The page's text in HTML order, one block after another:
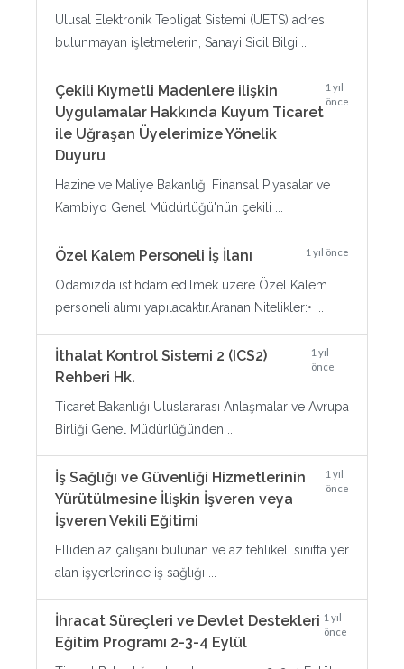
Ulusal Elektronik Tebligat Sistemi (UETS) adresi
bulunmayan işletmelerin, Sanayi Sicil Bilgi ...
Çekili Kıymetli Madenlere ilişkin
Uygulamalar Hakkında Kuyum Ticaret
ile Uğraşan Üyelerimize Yönelik
Duyuru
1 yıl
önce
Hazine ve Maliye Bakanlığı Finansal Piyasalar ve
Kambiyo Genel Müdürlüğü'nün çekili ...
Özel Kalem Personeli İş İlanı 1 yıl önce
Odamızda istihdam edilmek üzere Özel Kalem
personeli alımı yapılacaktır.Aranan Nitelikler:• ...
İthalat Kontrol Sistemi 2 (ICS2)
Rehberi Hk.
1 yıl
önce
Ticaret Bakanlığı Uluslararası Anlaşmalar ve Avrupa
Birliği Genel Müdürlüğünden ...
İş Sağlığı ve Güvenliği Hizmetlerinin
Yürütülmesine İlişkin İşveren veya
İşveren Vekili Eğitimi
1 yıl
önce
Elliden az çalışanı bulunan ve az tehlikeli sınıfta yer
alan işyerlerinde iş sağlığı ...
İhracat Süreçleri ve Devlet Destekleri
Eğitim Programı 2-3-4 Eylül
1 yıl
önce